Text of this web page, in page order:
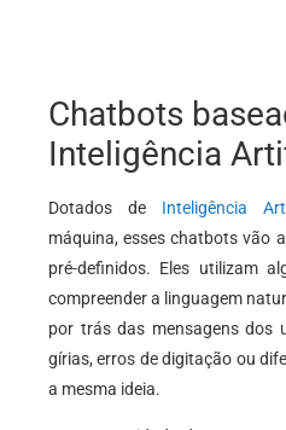
Chatbots
Inteligência
Dotados de Inteligência
máquina, esses chatbots vão
pré-definidos. Eles utilizam
compreender a linguagem
por trás das mensagens dos
gírias, erros de digitação ou
a mesma ideia.